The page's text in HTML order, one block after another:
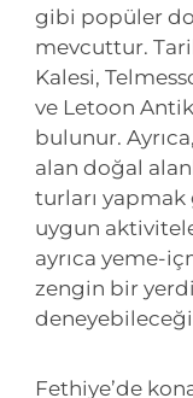
gibi popüler
mevcuttur.
Kalesi,
ve Letoon
bulunur.
alan doğal
turları yapmak
uygun
ayrıca yeme-
zengin bir
Fethiye’de